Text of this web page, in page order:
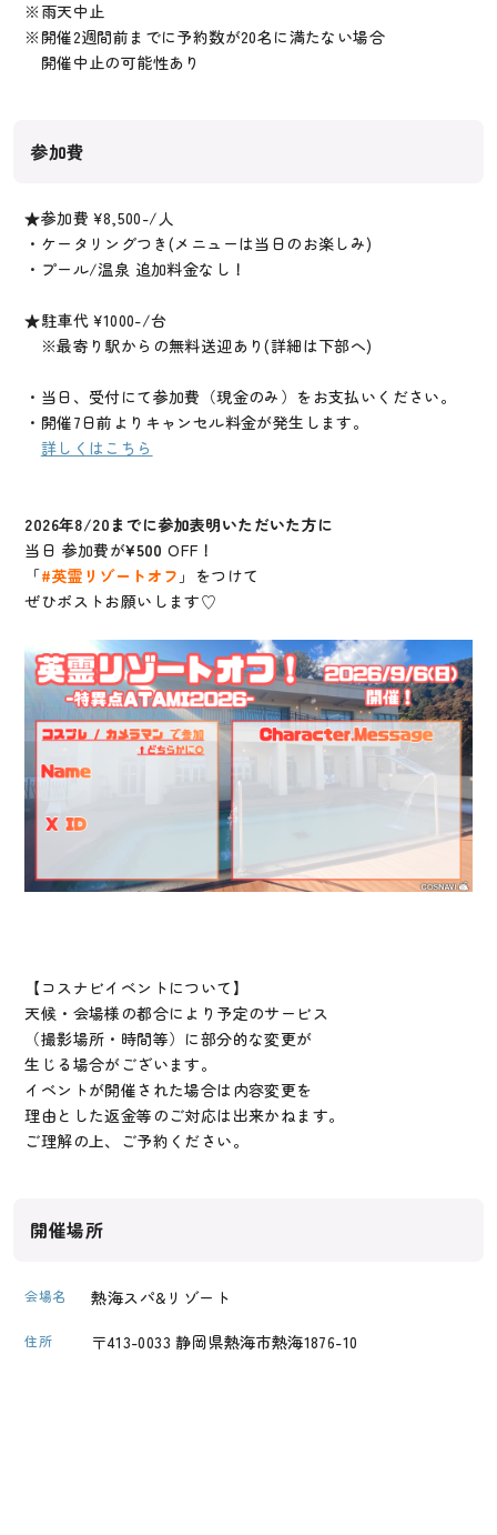
※雨天中止
※開催2週間前までに予約数が20名に満たない場合
開催中止の可能性あり
参加費
★参加費 ¥8,500-/人
・ケータリングつき(メニューは当日のお楽しみ)
・プール/温泉 追加料金なし！
★駐車代 ¥1000-/台
※最寄り駅からの無料送迎あり(詳細は下部へ)
・当日、受付にて参加費（現金のみ）をお支払いください。
・開催7日前よりキャンセル料金が発生します。
詳しくはこちら
2026年8/20までに参加表明いただいた方に
当日 参加費が¥500 OFF！
「#英霊リゾートオフ 」をつけて
ぜひポストお願いします♡
【コスナビイベントについて】
天候・会場様の都合により予定のサービス
（撮影場所・時間等）に部分的な変更が
生じる場合がございます。
イベントが開催された場合は内容変更を
理由とした返金等のご対応は出来かねます。
ご理解の上、ご予約ください。
開催場所
会場名 熱海スパ&リゾート
住所 〒413-0033 静岡県熱海市熱海1876-10